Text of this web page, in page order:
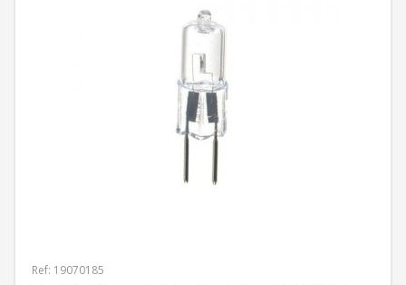
Ref: 19070185